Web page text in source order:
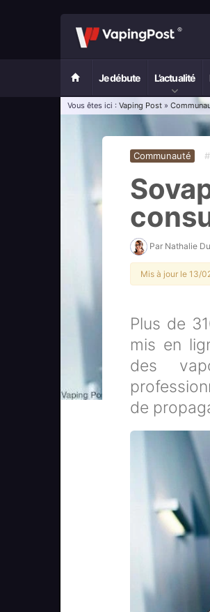
Je débute L’actualité
Vous êtes ici : Vaping Post »
Communauté #
Par Nathalie
Mis à jour le 13/
Plus de
mis en
des
de